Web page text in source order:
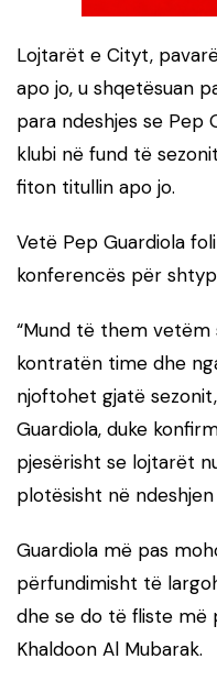
Lojtarët e Cityt,
apo jo, u shqetësuan
para ndeshjes se Pep
klubi në fund të
fiton titullin apo jo.
Vetë Pep Guardiola
konferencës për
“Mund të them
kontratën time dhe
njoftohet gjatë
Guardiola, duke
pjesërisht se lojtarët
plotësisht në
Guardiola më pas
përfundimisht të
dhe se do të fliste më
Khaldoon Al Mubarak.